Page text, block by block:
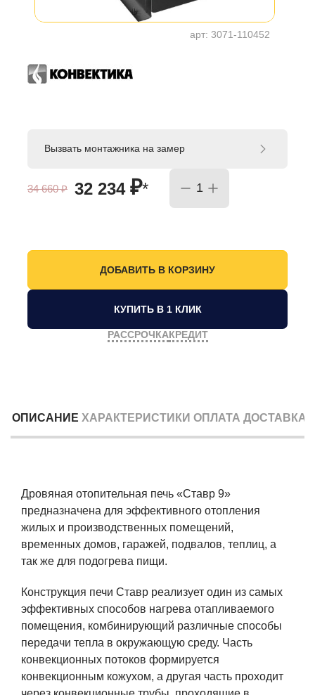
арт: 3071-110452
34 660₽ 32 234 ₽*
Вызвать монтажника на замер
КУПИТЬ В 1 КЛИК
РАССРОЧКАКРЕДИТ
ОПИСАНИЕ ХАРАКТЕРИСТИКИ ОПЛАТА ДОСТАВКА
Дровяная отопительная печь «Ставр 9»
предназначена для эффективного отопления
жилых и производственных помещений,
временных домов, гаражей, подвалов, теплиц, а
так же для подогрева пищи.
Конструкция печи Ставр реализует один из самых
эффективных способов нагрева отапливаемого
помещения, комбинирующий различные способы
передачи тепла в окружающую среду. Часть
конвекционных потоков формируется
конвекционным кожухом, а другая часть проходит